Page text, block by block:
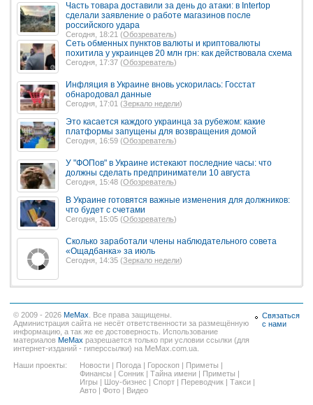
Часть товара доставили за день до атаки: в Intertop
сделали заявление о работе магазинов после
российского удара
Сегодня, 18:21 (Обозреватель)
Сеть обменных пунктов валюты и криптовалюты
похитила у украинцев 20 млн грн: как действовала схема
Сегодня, 17:37 (Обозреватель)
Инфляция в Украине вновь ускорилась: Госстат
обнародовал данные
Сегодня, 17:01 (Зеркало недели)
Это касается каждого украинца за рубежом: какие
платформы запущены для возвращения домой
Сегодня, 16:59 (Обозреватель)
У "ФОПов" в Украине истекают последние часы: что
должны сделать предприниматели 10 августа
Сегодня, 15:48 (Обозреватель)
В Украине готовятся важные изменения для должников:
что будет с счетами
Сегодня, 15:05 (Обозреватель)
Сколько заработали члены наблюдательного совета
«Ощадбанка» за июль
Сегодня, 14:35 (Зеркало недели)
© 2009 - 2026 MeMax . Все права защищены.
Администрация сайта не несёт ответственности за размещённую
информацию, а так же ее достоверность. Использование
материалов MeMax разрешается только при условии ссылки (для
интернет-изданий - гиперссылки) на MeMax.com.ua.
Наши проекты:
Новости | Погода | Гороскоп | Приметы |
Финансы | Сонник | Тайна имени | Приметы |
Игры | Шоу-бизнес | Спорт | Переводчик | Такси |
Авто | Фото | Видео
Связаться
с нами